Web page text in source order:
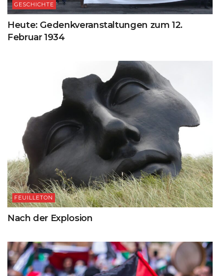
GESCHICHTE
Heute: Gedenkveranstaltungen zum 12.
Februar 1934
FEUILLETON
Nach der Explosion